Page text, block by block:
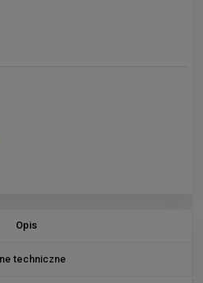
Opis
techniczne